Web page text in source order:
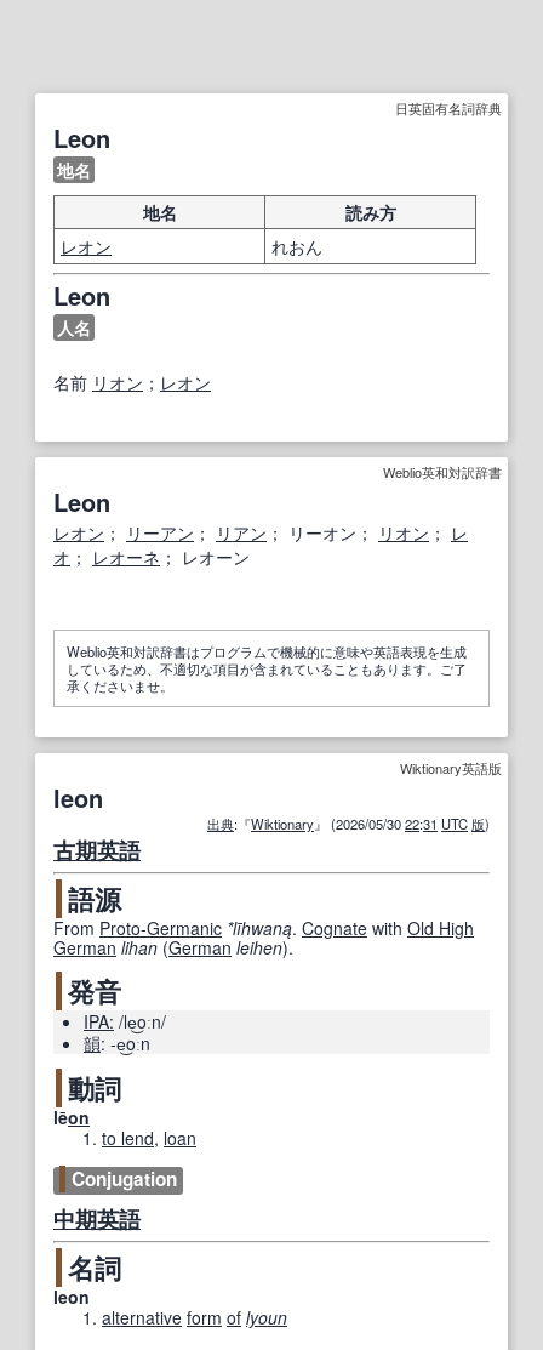
日英固有名詞辞典
Leon
地名
地名
読み方
レオン
れおん
Leon
人名
名前 リオン ； レオン
Weblio英和対訳辞書
Leon
レオン ； リーアン ； リアン ； リーオン； リオン ； レ
オ ； レオーネ ； レオーン
Weblio英和対訳辞書はプログラムで機械的に意味や英語表現を生成
しているため、不適切な項目が含まれていることもあります。ご了
承くださいませ。
Wiktionary英語版
leon
出典:『Wiktionary』 (2026/05/3022:31 UTC 版)
古期英語
語源
From Proto-Germanic *līhwaną. Cognate with Old High
German lihan (German leihen).
発音
IPA: /le͜oːn/
韻: -e͜oːn
動詞
lēon
to lend, loan
Conjugation
中期英語
名詞
leon
alternative form of lyoun